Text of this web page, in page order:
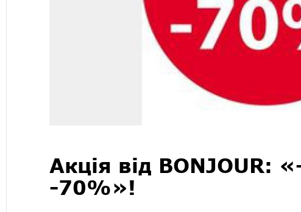
Акція від BONJOUR:
-70%»!